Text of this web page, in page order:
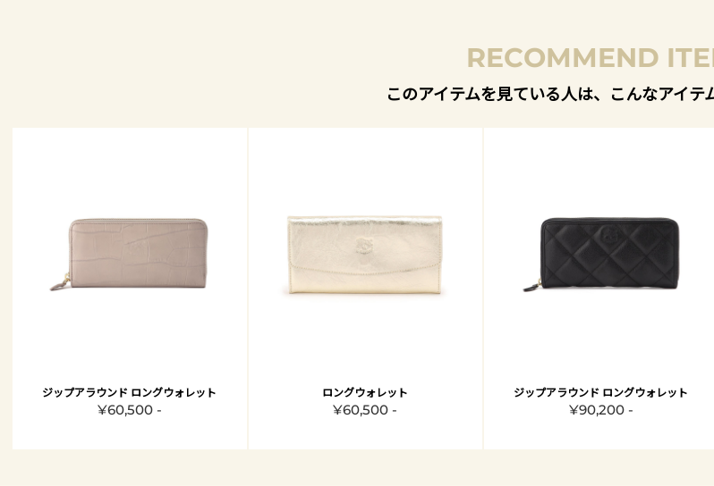
RECOMMEND
このアイテムを見ている人は、こんなアイテ
ジップアラウンド ロングウォレット
¥60,500 -
ロングウォレット
¥60,500 -
ジップアラウンド ロングウォレット
¥90,200 -